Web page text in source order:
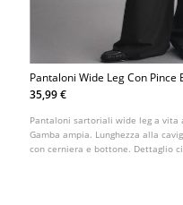
Pantaloni Wide Leg Con Pince
Cintura
35,99 €
Pantaloni sartoriali wide leg a vita
Gamba ampia. Lunghezza alla
con cerniera e bottone. Dettaglio